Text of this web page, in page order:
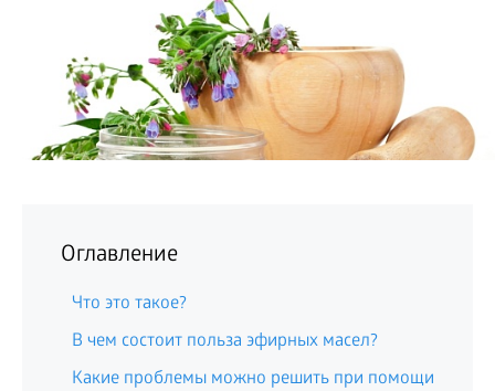
Оглавление
Что это такое?
В чем состоит польза эфирных масел?
Какие проблемы можно решить при помощи